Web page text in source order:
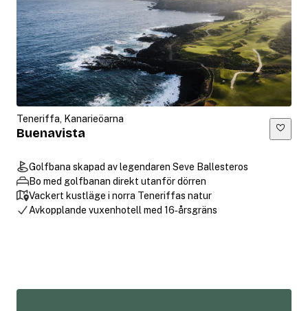
Teneriffa, Kanarieöarna
Buenavista
Golfbana skapad av legendaren Seve Ballesteros
Bo med golfbanan direkt utanför dörren
Vackert kustläge i norra Teneriffas natur
Avkopplande vuxenhotell med 16‑årsgräns